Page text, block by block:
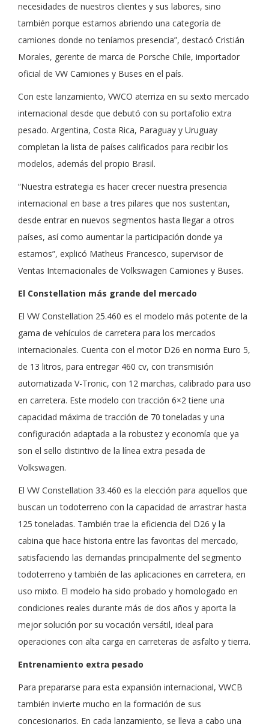
necesidades de nuestros clientes y sus labores, sino
también porque estamos abriendo una categoría de
camiones donde no teníamos presencia”, destacó Cristián
Morales, gerente de marca de Porsche Chile, importador
oficial de VW Camiones y Buses en el país.
Con este lanzamiento, VWCO aterriza en su sexto mercado
internacional desde que debutó con su portafolio extra
pesado. Argentina, Costa Rica, Paraguay y Uruguay
completan la lista de países calificados para recibir los
modelos, además del propio Brasil.
“Nuestra estrategia es hacer crecer nuestra presencia
internacional en base a tres pilares que nos sustentan,
desde entrar en nuevos segmentos hasta llegar a otros
países, así como aumentar la participación donde ya
estamos”, explicó Matheus Francesco, supervisor de
Ventas Internacionales de Volkswagen Camiones y Buses.
El Constellation más grande del mercado
El VW Constellation 25.460 es el modelo más potente de la
gama de vehículos de carretera para los mercados
internacionales. Cuenta con el motor D26 en norma Euro 5,
de 13 litros, para entregar 460 cv, con transmisión
automatizada V-Tronic, con 12 marchas, calibrado para uso
en carretera. Este modelo con tracción 6×2 tiene una
capacidad máxima de tracción de 70 toneladas y una
configuración adaptada a la robustez y economía que ya
son el sello distintivo de la línea extra pesada de
Volkswagen.
El VW Constellation 33.460 es la elección para aquellos que
buscan un todoterreno con la capacidad de arrastrar hasta
125 toneladas. También trae la eficiencia del D26 y la
cabina que hace historia entre las favoritas del mercado,
satisfaciendo las demandas principalmente del segmento
todoterreno y también de las aplicaciones en carretera, en
uso mixto. El modelo ha sido probado y homologado en
condiciones reales durante más de dos años y aporta la
mejor solución por su vocación versátil, ideal para
operaciones con alta carga en carreteras de asfalto y tierra.
Entrenamiento extra pesado
Para prepararse para esta expansión internacional, VWCB
también invierte mucho en la formación de sus
concesionarios. En cada lanzamiento, se lleva a cabo una